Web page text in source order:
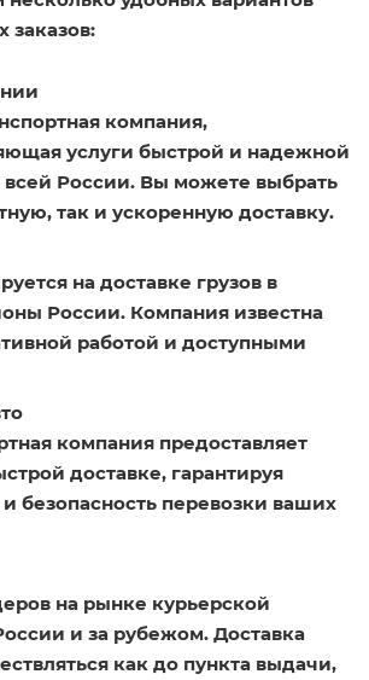
заказов:
компания,
услуги быстрой и надежной
всей России. Вы можете выбрать
так и ускоренную доставку.
на доставке грузов в
России. Компания известна
работой и доступными
компания предоставляет
доставке, гарантируя
безопасность перевозки ваших
на рынке курьерской
и за рубежом. Доставка
как до пункта выдачи,